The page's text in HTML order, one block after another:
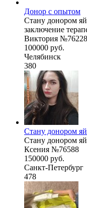
Донор с опытом
Стану донором
заключение
Виктория №76228
100000 руб.
Челябинск
380
Стану донором
Стану донором
Ксения №76588
150000 руб.
Санкт-Петербург
478